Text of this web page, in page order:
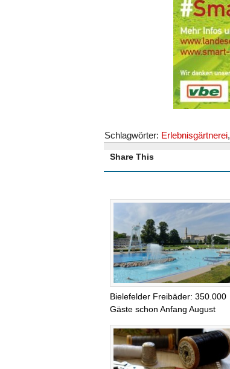
Schlagwörter: Erlebnisgärtnerei,
Share This
Bielefelder Freibäder: 350.000
Gäste schon Anfang August